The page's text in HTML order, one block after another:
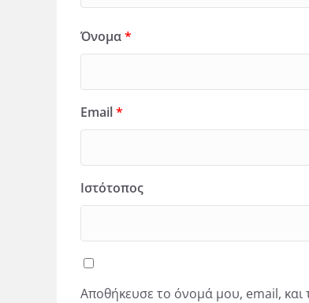
Όνομα*
Email*
Ιστότοπος
Αποθήκευσε το όνομά μου, email,